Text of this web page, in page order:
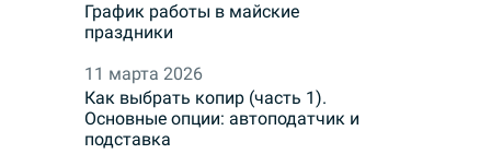
График работы в майские
праздники
11 марта 2026
Как выбрать копир (часть 1).
Основные опции: автоподатчик и
подставка